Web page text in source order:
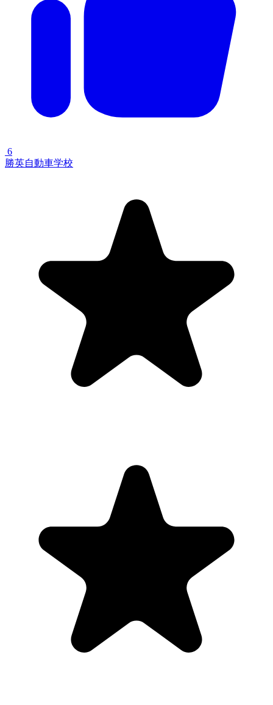
6
勝英自動車学校